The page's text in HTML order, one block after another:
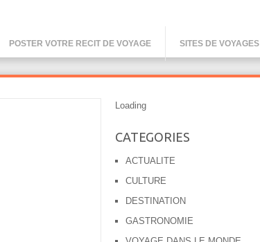
POSTER VOTRE RECIT DE VOYAGE SITES DE VOYAGES
Loading
CATEGORIES
ACTUALITE
CULTURE
DESTINATION
GASTRONOMIE